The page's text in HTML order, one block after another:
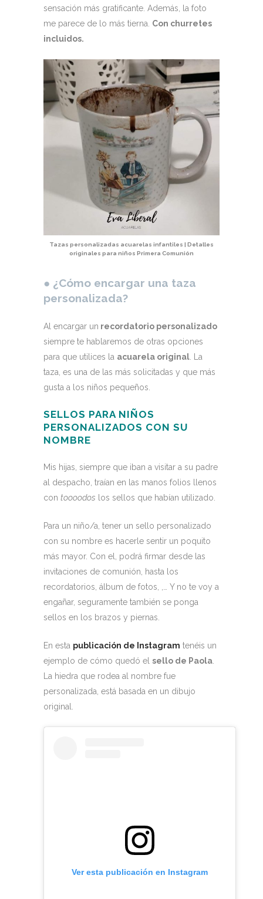
sensación más gratificante. Además, la foto
me parece de lo más tierna. Con churretes
incluidos.
Tazas personalizadas acuarelas infantiles | Detalles
originales para niños Primera Comunión
● ¿Cómo encargar una taza
personalizada?
Al encargar un recordatorio personalizado
siempre te hablaremos de otras opciones
para que utilices la acuarela original . La
taza, es una de las más solicitadas y que más
gusta a los niños pequeños.
SELLOS PARA NIÑOS
PERSONALIZADOS CON SU
NOMBRE
Mis hijas, siempre que iban a visitar a su padre
al despacho, traían en las manos folios llenos
con toooodos los sellos que habían utilizado.
Para un niño/a, tener un sello personalizado
con su nombre es hacerle sentir un poquito
más mayor. Con el, podrá firmar desde las
invitaciones de comunión, hasta los
recordatorios, álbum de fotos, ,… Y no te voy a
engañar, seguramente también se ponga
sellos en los brazos y piernas.
En esta publicación de Instagram tenéis un
ejemplo de cómo quedó el sello de Paola
La hiedra que rodea al nombre fue
personalizada, está basada en un dibujo
original.
Ver esta publicación en Instagram